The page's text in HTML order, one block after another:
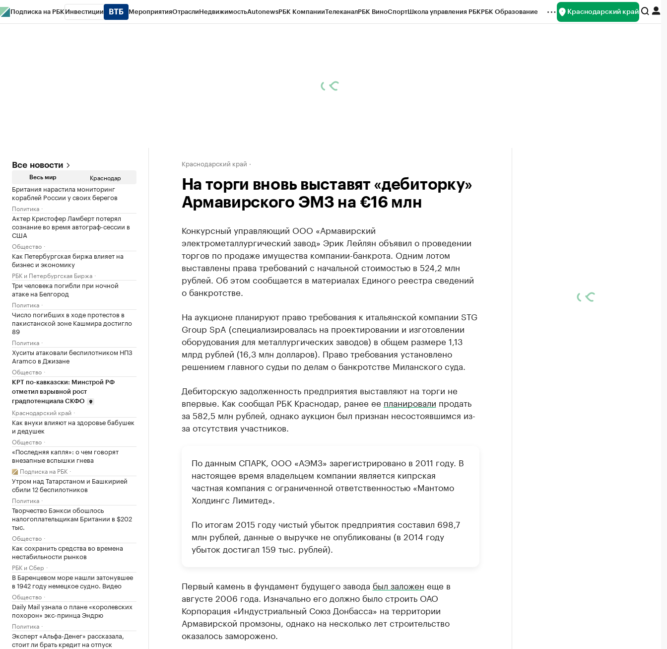
Подписка на РБК Инвестиции МероприятияОтраслиНедвижимостьAutonewsРБК КомпанииТелеканалРБК ВиноСпортШкола управления РБКРБК Образование Краснодарский край
Все новости
Весь мир Краснодар
Британия нарастила мониторинг
кораблей России у своих берегов
Политика
Актер Кристофер Ламберт потерял
сознание во время автограф-сессии в
США
Общество
Как Петербургская биржа влияет на
бизнес и экономику
РБК и Петербургская Биржа
Три человека погибли при ночной
атаке на Белгород
Политика
Число погибших в ходе протестов в
пакистанской зоне Кашмира достигло
89
Политика
Хуситы атаковали беспилотником НПЗ
Aramco в Джизане
Общество
КРТ по-кавказски: Минстрой РФ
отметил взрывной рост
градпотенциала СКФО
Краснодарский край
Как внуки влияют на здоровье бабушек
и дедушек
Общество
«Последняя капля»: о чем говорят
внезапные вспышки гнева
Подписка на РБК
Утром над Татарстаном и Башкирией
сбили 12 беспилотников
Политика
Творчество Бэнкси обошлось
налогоплательщикам Британии в $202
тыс.
Общество
Как сохранить средства во времена
нестабильности рынков
РБК и Сбер
В Баренцевом море нашли затонувшее
в 1942 году немецкое судно. Видео
Общество
Daily Mail узнала о плане «королевских
похорон» экс-принца Эндрю
Политика
Эксперт «Альфа-Денег» рассказала,
стоит ли брать кредит на отпуск
Краснодарский край
На торги вновь выставят «дебиторку»
Армавирского ЭМЗ на €16 млн
Конкурсный управляющий ООО «Армавирский
электрометаллургический завод» Эрик Лейлян объявил о проведении
торгов по продаже имущества компании-банкрота. Одним лотом
выставлены права требований с начальной стоимостью в 524,2 млн
рублей. Об этом сообщается в материалах Единого реестра сведений
о банкротстве.
На аукционе планируют право требования к итальянской компании STG
Group SpA (специализировалась на проектировании и изготовлении
оборудования для металлургических заводов) в общем размере 1,13
млрд рублей (16,3 млн долларов). Право требования установлено
решением главного судьи по делам о банкротстве Миланского суда.
Дебиторскую задолженность предприятия выставляют на торги не
впервые. Как сообщал РБК Краснодар, ранее ее планировали продать
за 582,5 млн рублей, однако аукцион был признан несостоявшимся из-
за отсутствия участников.
По данным СПАРК, ООО «АЭМЗ» зарегистрировано в 2011 году. В
настоящее время владельцем компании является кипрская
частная компания с ограниченной ответственностью «Мантомо
Холдингс Лимитед».
По итогам 2015 году чистый убыток предприятия составил 698,7
млн рублей, данные о выручке не опубликованы (в 2014 году
убыток достигал 159 тыс. рублей).
Первый камень в фундамент будущего завода был заложен еще в
августе 2006 года. Изначально его должно было строить ОАО
Корпорация «Индустриальный Союз Донбасса» на территории
Армавирской промзоны, однако на несколько лет строительство
оказалось заморожено.